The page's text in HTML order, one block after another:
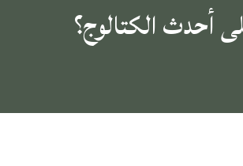
أحدث الكتالوج؟